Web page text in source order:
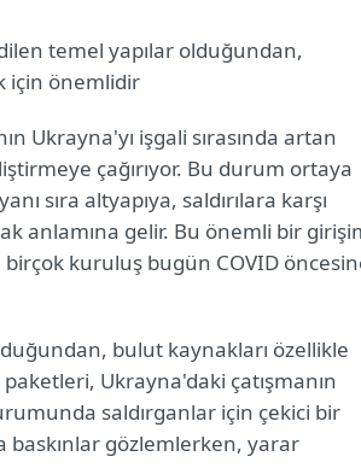
temel yapılar olduğundan,
için önemlidir
Ukrayna'yı işgali sırasında artan
çağırıyor. Bu durum ortaya
sıra altyapıya, saldırılara karşı
anlamına gelir. Bu önemli bir
kuruluş bugün COVID
bulut kaynakları özellikle
Ukrayna'daki çatışmanın
saldırganlar için çekici bir
baskınlar gözlemlerken, yarar